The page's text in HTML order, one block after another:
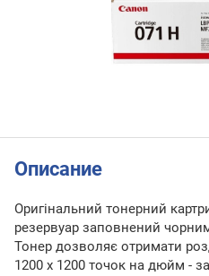
Описание
Оригінальний тонерний
резервуар заповнений
Тонер дозволяє отримати
1200 x 1200 точок на дюйм -